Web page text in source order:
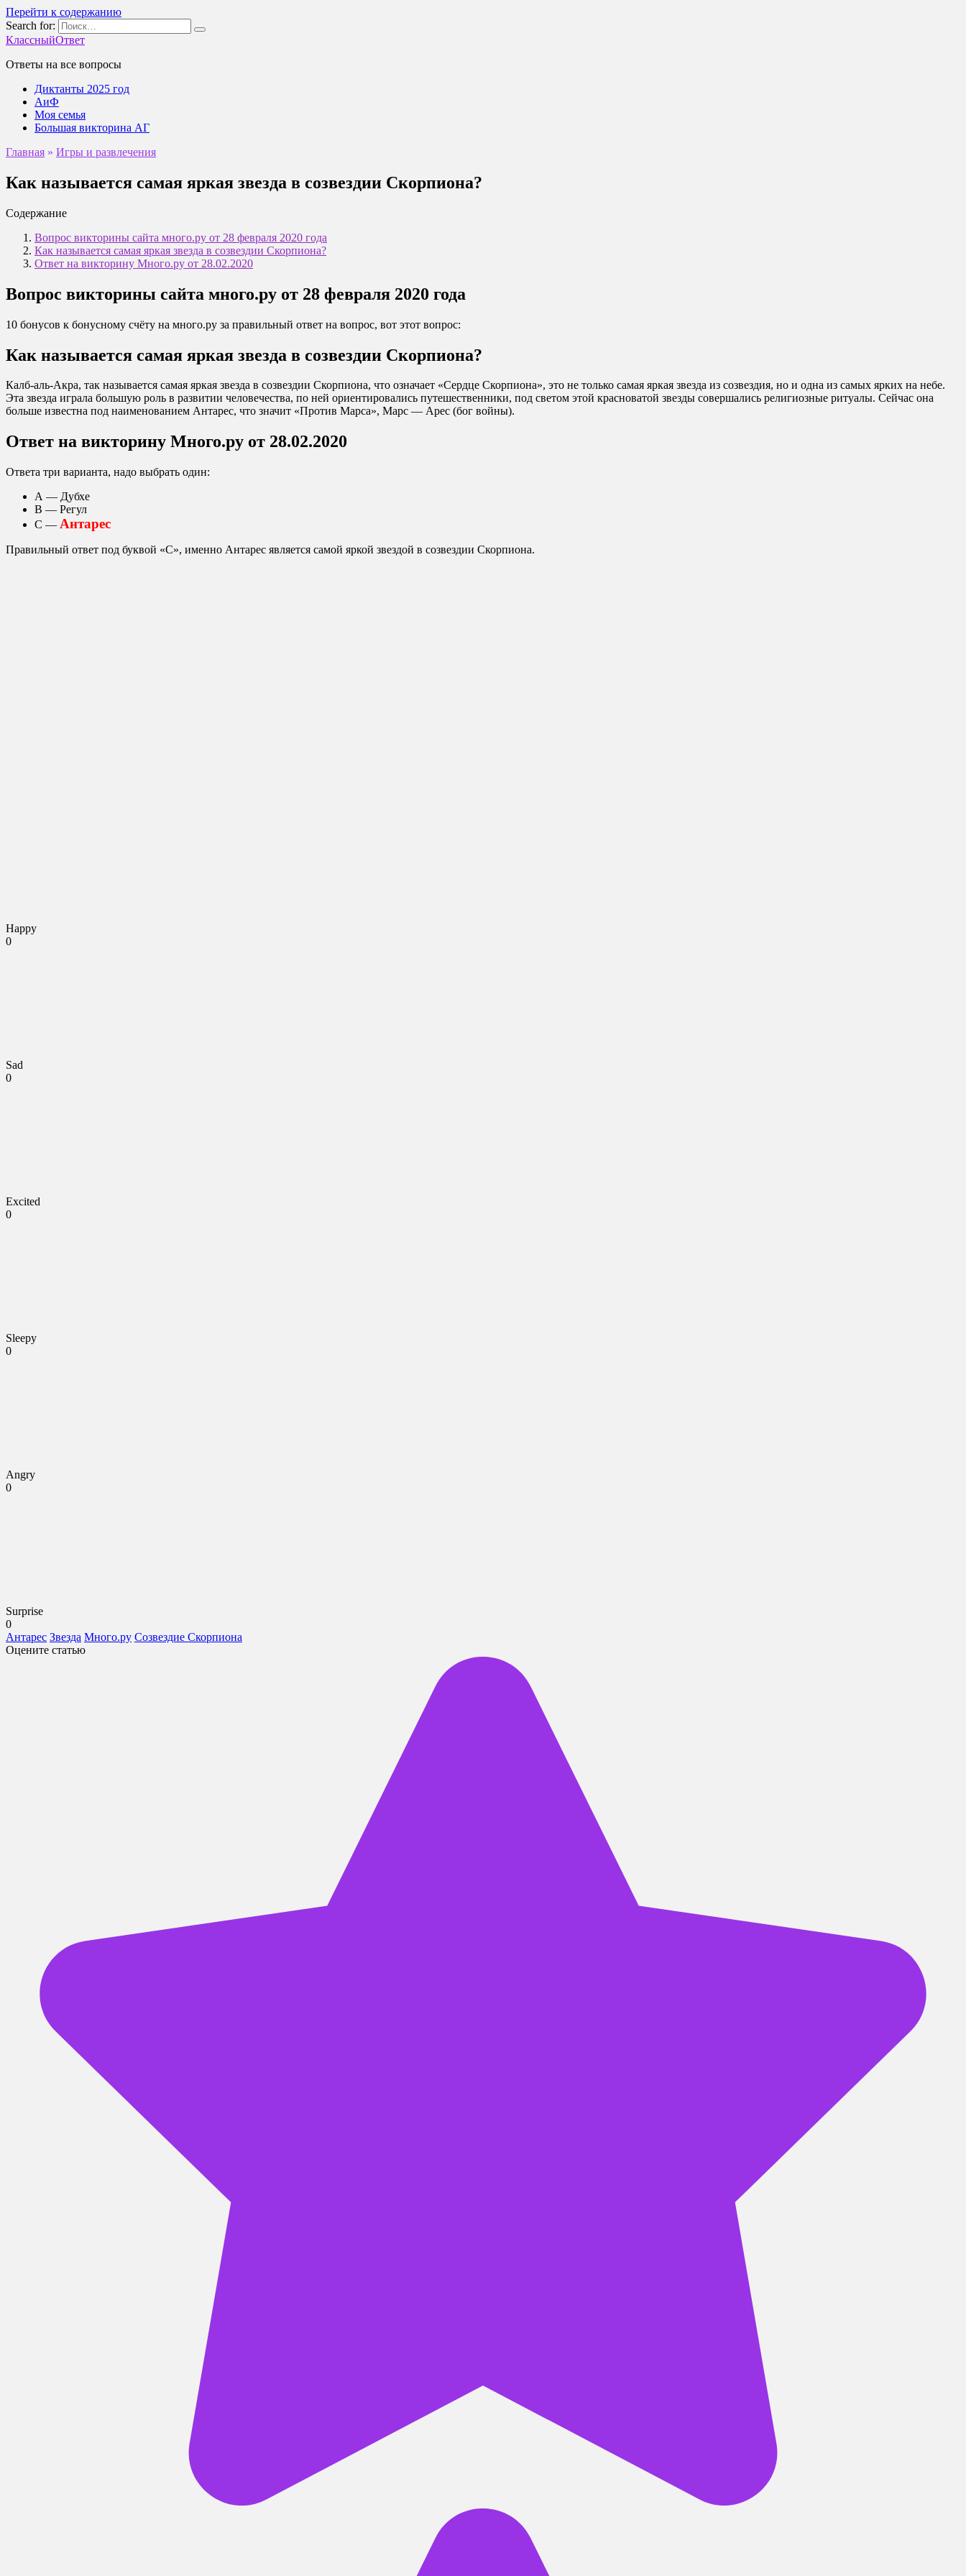
Перейти к содержанию
Search for:
КлассныйОтвет
Ответы на все вопросы
Диктанты 2025 год
АиФ
Моя семья
Большая викторина АГ
Главная » Игры и развлечения
Как называется самая яркая звезда в созвездии Скорпиона?
Содержание
Вопрос викторины сайта много.ру от 28 февраля 2020 года
Как называется самая яркая звезда в созвездии Скорпиона?
Ответ на викторину Много.ру от 28.02.2020
Вопрос викторины сайта много.ру от 28 февраля 2020 года
10 бонусов к бонусному счёту на много.ру за правильный ответ на вопрос, вот этот вопрос:
Как называется самая яркая звезда в созвездии Скорпиона?
Калб-аль-Акра, так называется самая яркая звезда в созвездии Скорпиона, что означает «Сердце Скорпиона», это не только самая яркая звезда из созвездия, но и одна из самых ярких на небе.
Эта звезда играла большую роль в развитии человечества, по ней ориентировались путешественники, под светом этой красноватой звезды совершались религиозные ритуалы. Сейчас она
больше известна под наименованием Антарес, что значит «Против Марса», Марс — Арес (бог войны).
Ответ на викторину Много.ру от 28.02.2020
Ответа три варианта, надо выбрать один:
А — Дубхе
В — Регул
С — Антарес
Правильный ответ под буквой «С», именно Антарес является самой яркой звездой в созвездии Скорпиона.
Happy
0
Sad
0
Excited
0
Sleepy
0
Angry
0
Surprise
0
Антарес Звезда Много.ру Созвездие Скорпиона
Оцените статью